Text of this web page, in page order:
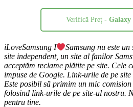
Verifică Preț - Galaxy
iLoveSamsung I
Samsung nu este
site independent, un site al fanilor
acceptăm reclame plătite pe site. Cele
impuse de Google. Link-urile de pe
Este posibil să primim un mic
folosind link-urile de pe site-ul nostru.
pentru tine.